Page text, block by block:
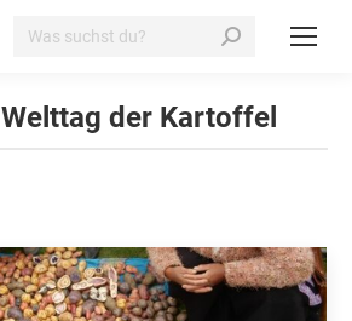
Search:
Welttag der Kartoffel